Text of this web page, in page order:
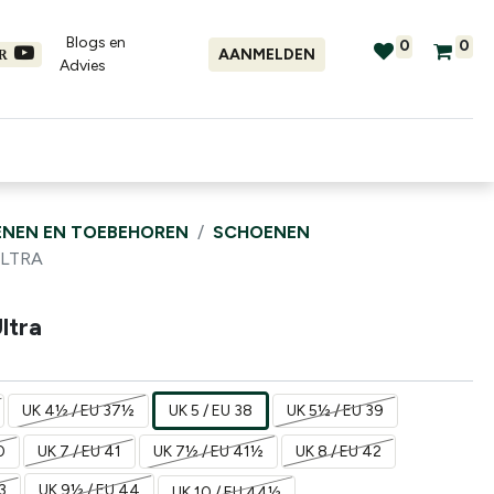
Blogs en
Advies​
AANMELDEN 0 0
EN TOEBEHOREN
SCHOENEN
UK 4½ / EU 37½ UK 5 / EU 38 UK 5½ / EU 39
UK 7 / EU 41 UK 7½ / EU 41½ UK 8 / EU 42
UK 9½ / EU 44